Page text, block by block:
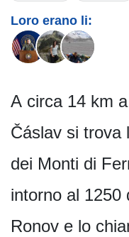
Loro erano li:
A circa 14 km
Čáslav si trova
dei Monti di
intorno al 1250
Ronov e lo